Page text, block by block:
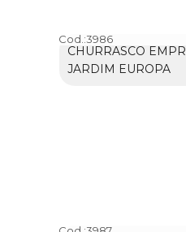
Cod.:3986
CHURRASCO
JARDIM EUROPA